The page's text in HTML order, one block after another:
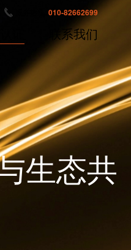
联系我们
010-82662699
生态共